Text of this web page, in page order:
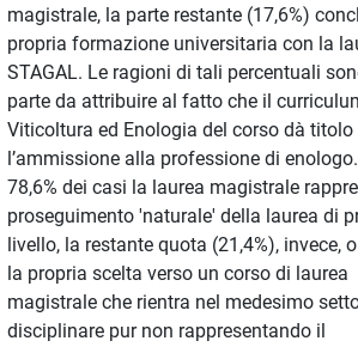
magistrale, la parte restante (17,6%)
propria formazione universitaria con la
STAGAL. Le ragioni di tali percentuali
parte da attribuire al fatto che il
Viticoltura ed Enologia del corso dà titolo
l’ammissione alla professione di
78,6% dei casi la laurea magistrale
proseguimento 'naturale' della laurea di
livello, la restante quota (21,4%), invece,
la propria scelta verso un corso di laurea
magistrale che rientra nel medesimo
disciplinare pur non rappresentando il